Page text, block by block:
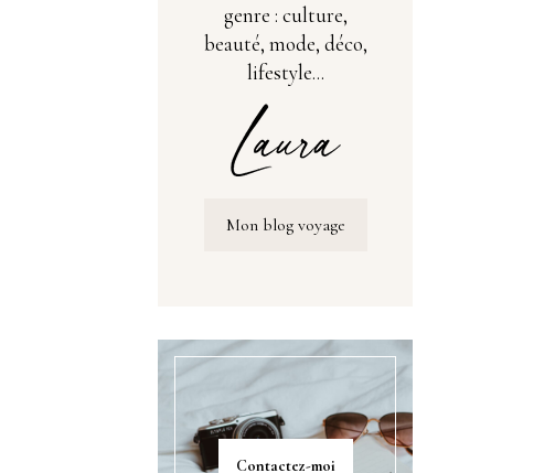
genre : culture,
beauté, mode, déco,
lifestyle...
Mon blog voyage
Contactez-moi